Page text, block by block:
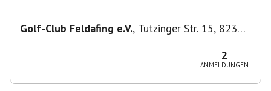
Golf-Club Feldafing e.V., Tutzinger Str. 15, 82340
2
ANMELDUNGEN